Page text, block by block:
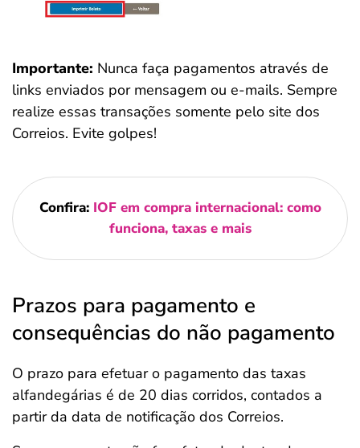
Importante: Nunca faça pagamentos através de
links enviados por mensagem ou e-mails. Sempre
realize essas transações somente pelo site dos
Correios. Evite golpes!
Confira: IOF em compra internacional: como
funciona, taxas e mais
Prazos para pagamento e
consequências do não pagamento
O prazo para efetuar o pagamento das taxas
alfandegárias é de 20 dias corridos, contados a
partir da data de notificação dos Correios.